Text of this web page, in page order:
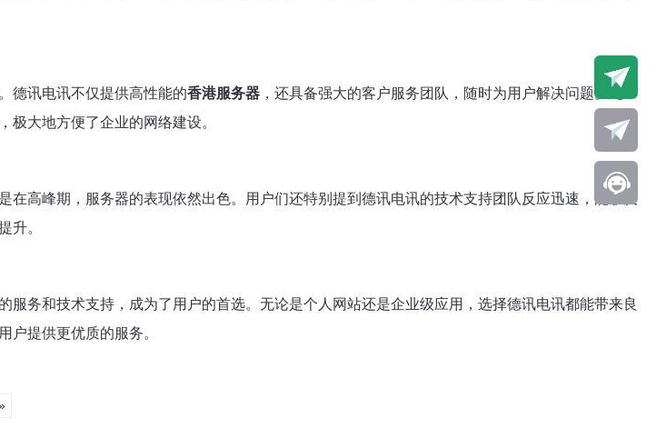
德讯电讯不仅提供高性能的香港服务器 ，还具备强大的客户服务团队，随时为用户解决问题。此
极大地方便了企业的网络建设。
高峰期，服务器的表现依然出色。用户们还特别提到德讯电讯的技术支持团队反应迅速，能够及
升。
务和技术支持，成为了用户的首选。无论是个人网站还是企业级应用，选择德讯电讯都能带来良
户提供更优质的服务。